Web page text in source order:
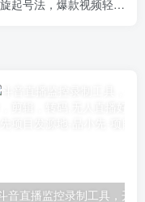
起号法，爆款视频轻松